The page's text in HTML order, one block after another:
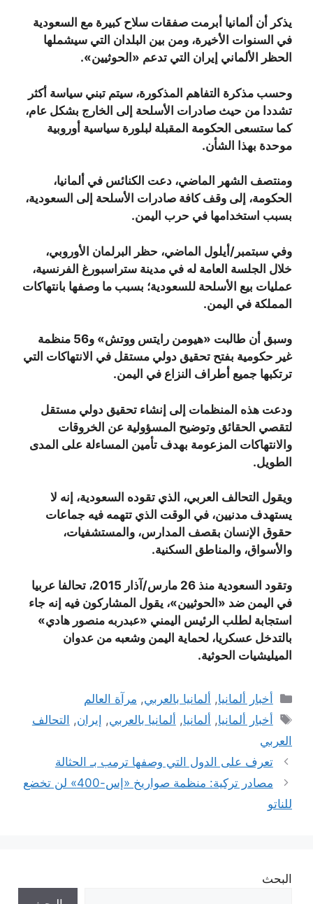
يذكر أن ألمانيا أبرمت صفقات سلاح كبيرة مع السعودية
في السنوات الأخيرة، ومن بين البلدان التي سيشملها
الحظر الألماني إيران التي تدعم «الحوثيين».
وحسب مذكرة التفاهم المذكورة، سيتم تبني سياسة أكثر
تشددا من حيث صادرات الأسلحة إلى الخارج بشكل عام،
كما ستسعى الحكومة المقبلة لبلورة سياسية أوروبية
موحدة بهذا الشأن.
ومنتصف الشهر الماضي، دعت الكنائس في ألمانيا،
الحكومة، إلى وقف كافة صادرات الأسلحة إلى السعودية،
بسبب استخدامها في حرب اليمن.
وفي سبتمبر/أيلول الماضي، حظر البرلمان الأوروبي،
خلال الجلسة العامة له في مدينة ستراسبورغ الفرنسية،
عمليات بيع الأسلحة للسعودية؛ بسبب ما وصفها بانتهاكات
المملكة في اليمن.
وسبق أن طالبت «هيومن رايتس ووتش» و56 منظمة
غير حكومية بفتح تحقيق دولي مستقل في الانتهاكات التي
ترتكبها جميع أطراف النزاع في اليمن.
ودعت هذه المنظمات إلى إنشاء تحقيق دولي مستقل
لتقصي الحقائق وتوضيح المسؤولية عن الخروقات
والانتهاكات المزعومة بهدف تأمين المساءلة على المدى
الطويل.
ويقول التحالف العربي، الذي تقوده السعودية، إنه لا
يستهدف مدنيين، في الوقت الذي تتهمه فيه جماعات
حقوق الإنسان بقصف المدارس، والمستشفيات،
والأسواق، والمناطق السكنية.
وتقود السعودية منذ 26 مارس/آذار 2015، تحالفا عربيا
في اليمن ضد «الحوثيين»، يقول المشاركون فيه إنه جاء
استجابة لطلب الرئيس اليمني «عبدربه منصور هادي»
بالتدخل عسكريا، لحماية اليمن وشعبه من عدوان
الميليشيات الحوثية.
التصنيفات
أخبار ألمانيا, ألمانيا بالعربي, مرآة العالم
الوسوم
أخبار ألمانيا, ألمانيا, ألمانيا بالعربي, إيران, التحالف
العربي
تعرف على الدول التي وصفها ترمب بـ الحثالة
مصادر تركية: منظمة صواريخ «إس-400» لن تخضع
للناتو
البحث